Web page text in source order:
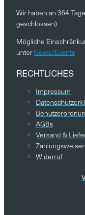
Wir haben an 364
geschlossen)
Mögliche
unter News/Events
RECHTLICHES
Impressum
AGBs
Versand &
Zahlungsweisen
Widerruf